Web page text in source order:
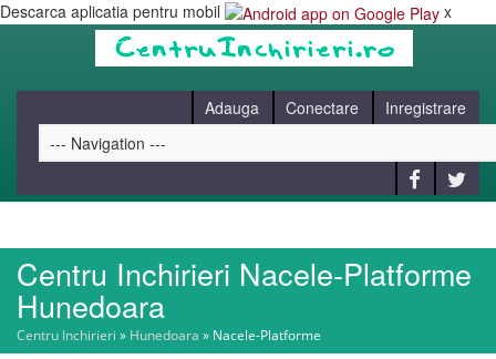
Descarca aplicatia pentru mobil x
Adauga Conectare Inregistrare
HOME
CAUT
Centru Inchirieri Nacele-Platforme
Hunedoara
Centru Inchirieri » Hunedoara » Nacele-Platforme